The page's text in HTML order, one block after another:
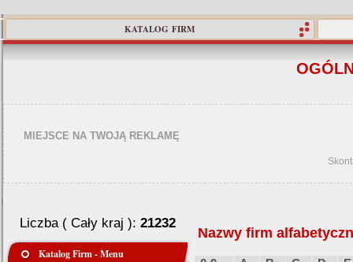
KATALOG FIRM
MIEJSCE NA TWOJĄ REKLAMĘ
Liczba ( Cały kraj ): 21232
Katalog Firm - Menu
Nazwy firm